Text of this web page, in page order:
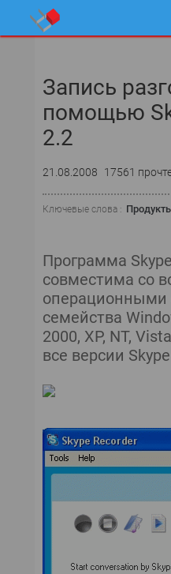
Запись
помощью
2.2
21.08.2008 17561
Ключевые слова :
Программа
совместима со
операционными
семейства
2000, XP, NT,
все версии